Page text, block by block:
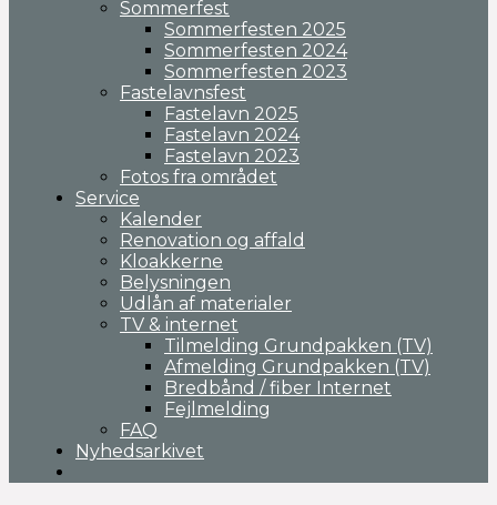
Sommerfest
Sommerfesten 2025
Sommerfesten 2024
Sommerfesten 2023
Fastelavnsfest
Fastelavn 2025
Fastelavn 2024
Fastelavn 2023
Fotos fra området
Service
Kalender
Renovation og affald
Kloakkerne
Belysningen
Udlån af materialer
TV & internet
Tilmelding Grundpakken (TV)
Afmelding Grundpakken (TV)
Bredbånd / fiber Internet
Fejlmelding
FAQ
Nyhedsarkivet